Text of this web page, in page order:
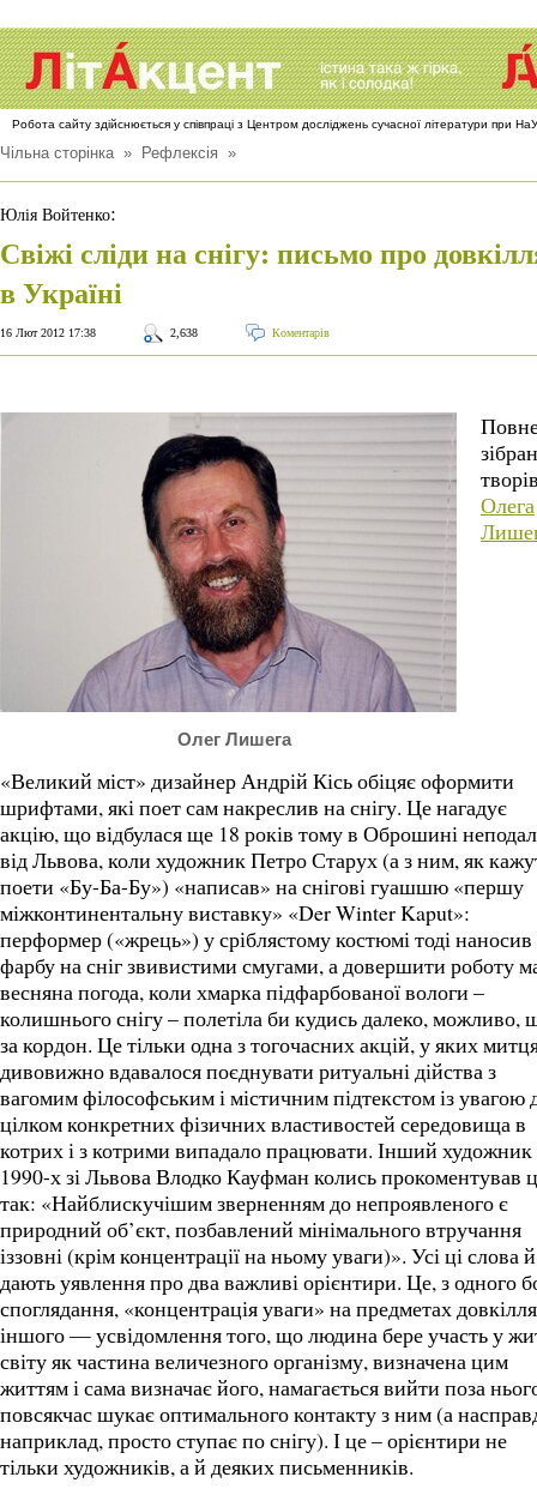
Робота сайту здійснюється у співпраці з Центром досліджень сучасної літератури при
Чільна сторінка» Рефлексія »
Юлія Войтенко:
Свіжі сліди на снігу: письмо про
в Україні
16 Лют 2012 17:38 2,638 Коментарів
Олег Лишега
Олега
«Великий міст» дизайнер Андрій Кісь обіцяє оформити
шрифтами, які поет сам накреслив на снігу. Це нагадує
акцію, що відбулася ще 18 років тому в Оброшині
від Львова, коли художник Петро Старух (а з ним, як
поети «Бу-Ба-Бу») «написав» на снігові гуашшю «першу
міжконтинентальну виставку» «Der Winter Kaput»:
перформер («жрець») у сріблястому костюмі тоді наносив
фарбу на сніг звивистими смугами, а довершити роботу
весняна погода, коли хмарка підфарбованої вологи –
колишнього снігу – полетіла би кудись далеко, можливо,
за кордон. Це тільки одна з тогочасних акцій, у яких
дивовижно вдавалося поєднувати ритуальні дійства з
вагомим філософським і містичним підтекстом із увагою
цілком конкретних фізичних властивостей середовища в
котрих і з котрими випадало працювати. Інший художник
1990-х зі Львова Влодко Кауфман колись прокоментував
так: «Найблискучішим зверненням до непроявленого є
природний об’єкт, позбавлений мінімального втручання
іззовні (крім концентрації на ньому уваги)». Усі ці слова й
дають уявлення про два важливі орієнтири. Це, з одного
споглядання, «концентрація уваги» на предметах
іншого — усвідомлення того, що людина бере участь у
світу як частина величезного організму, визначена цим
життям і сама визначає його, намагається вийти поза
повсякчас шукає оптимального контакту з ним (а
наприклад, просто ступає по снігу). І це – орієнтири не
тільки художників, а й деяких письменників.